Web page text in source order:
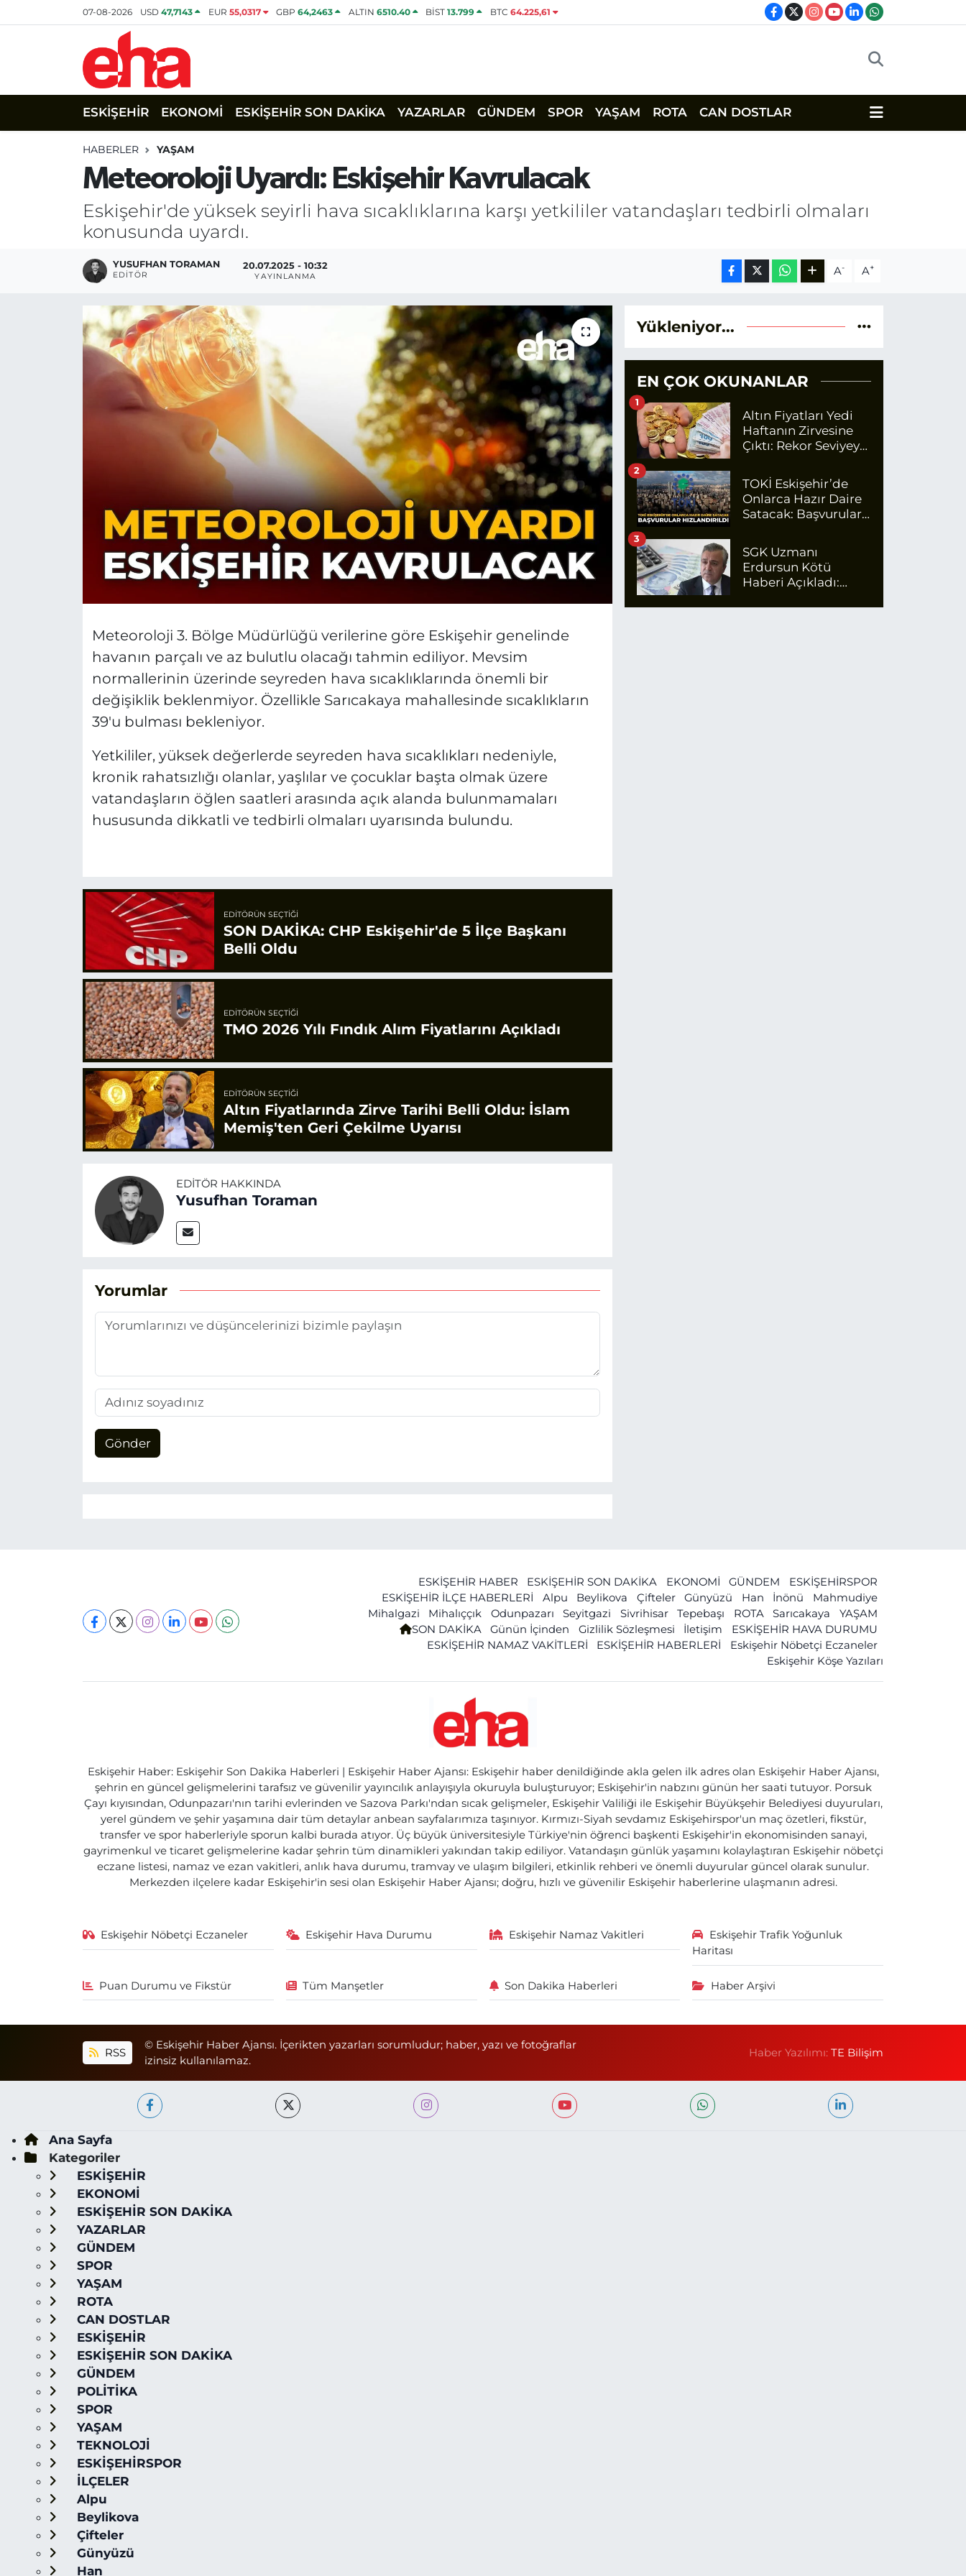
07-08-2026 USD47,7143 EUR 55,0317 GBP64,2463 ALTIN 6510.40 BİST13.799 BTC 64.225,61
ESKİŞEHİR EKONOMİ ESKİŞEHİR SON DAKİKA YAZARLAR GÜNDEM SPOR YAŞAM ROTA CAN DOSTLAR
HABERLER YAŞAM
Meteoroloji Uyardı: Eskişehir Kavrulacak
Eskişehir'de yüksek seyirli hava sıcaklıklarına karşı yetkililer vatandaşları tedbirli olmaları
konusunda uyardı.
YUSUFHAN TORAMAN
EDITÖR
20.07.2025 - 10:32
YAYINLANMA A- A+
Meteoroloji 3. Bölge Müdürlüğü verilerine göre Eskişehir genelinde
havanın parçalı ve az bulutlu olacağı tahmin ediliyor. Mevsim
normallerinin üzerinde seyreden hava sıcaklıklarında önemli bir
değişiklik beklenmiyor. Özellikle Sarıcakaya mahallesinde sıcaklıkların
39'u bulması bekleniyor.
Yetkililer, yüksek değerlerde seyreden hava sıcaklıkları nedeniyle,
kronik rahatsızlığı olanlar, yaşlılar ve çocuklar başta olmak üzere
vatandaşların öğlen saatleri arasında açık alanda bulunmamaları
hususunda dikkatli ve tedbirli olmaları uyarısında bulundu.
EDITÖRÜN SEÇTIĞI
SON DAKİKA: CHP Eskişehir'de 5 İlçe Başkanı
Belli Oldu
EDITÖRÜN SEÇTIĞI
TMO 2026 Yılı Fındık Alım Fiyatlarını Açıkladı
EDITÖRÜN SEÇTIĞI
Altın Fiyatlarında Zirve Tarihi Belli Oldu: İslam
Memiş'ten Geri Çekilme Uyarısı
EDITÖR HAKKINDA
Yusufhan Toraman
Yorumlar
Gönder
Yükleniyor...
EN ÇOK OKUNANLAR
Altın Fiyatları Yedi
Haftanın Zirvesine
Çıktı: Rekor Seviyeye
1
TOKİ Eskişehir’de
Onlarca Hazır Daire
Satacak: Başvurular
2
SGK Uzmanı
Erdursun Kötü
Haberi Açıkladı:
İçin Net Rakam
3
ESKİŞEHİR HABER ESKİŞEHİR SON DAKİKA EKONOMİ GÜNDEM
ESKİŞEHİRSPOR
ESKİŞEHİR İLÇE HABERLERİ
Alpu Beylikova Çifteler Günyüzü Han İnönü
Mahmudiye
Mihalgazi
Mihalıççık Odunpazarı Seyitgazi Sivrihisar Tepebaşı ROTA Sarıcakaya
YAŞAM
SON DAKİKA
Günün İçinden Gizlilik Sözleşmesi İletişim
ESKİŞEHİR HAVA DURUMU
ESKİŞEHİR NAMAZ VAKİTLERİ
ESKİŞEHİR HABERLERİ
Eskişehir Nöbetçi Eczaneler
Eskişehir Köşe Yazıları
Eskişehir Haber: Eskişehir Son Dakika Haberleri | Eskişehir Haber Ajansı: Eskişehir haber denildiğinde akla gelen ilk adres olan Eskişehir Haber Ajansı,
şehrin en güncel gelişmelerini tarafsız ve güvenilir yayıncılık anlayışıyla okuruyla buluşturuyor; Eskişehir'in nabzını günün her saati tutuyor. Porsuk
Çayı kıyısından, Odunpazarı'nın tarihi evlerinden ve Sazova Parkı'ndan sıcak gelişmeler, Eskişehir Valiliği ile Eskişehir Büyükşehir Belediyesi duyuruları,
yerel gündem ve şehir yaşamına dair tüm detaylar anbean sayfalarımıza taşınıyor. Kırmızı-Siyah sevdamız Eskişehirspor'un maç özetleri, fikstür,
transfer ve spor haberleriyle sporun kalbi burada atıyor. Üç büyük üniversitesiyle Türkiye'nin öğrenci başkenti Eskişehir'in ekonomisinden sanayi,
gayrimenkul ve ticaret gelişmelerine kadar şehrin tüm dinamikleri yakından takip ediliyor. Vatandaşın günlük yaşamını kolaylaştıran Eskişehir nöbetçi
eczane listesi, namaz ve ezan vakitleri, anlık hava durumu, tramvay ve ulaşım bilgileri, etkinlik rehberi ve önemli duyurular güncel olarak sunulur.
Merkezden ilçelere kadar Eskişehir'in sesi olan Eskişehir Haber Ajansı; doğru, hızlı ve güvenilir Eskişehir haberlerine ulaşmanın adresi.
Eskişehir Nöbetçi Eczaneler Eskişehir Hava Durumu Eskişehir Namaz Vakitleri
Eskişehir Trafik Yoğunluk
Haritası
Puan Durumu ve Fikstür Tüm Manşetler Son Dakika Haberleri Haber Arşivi
RSS
© Eskişehir Haber Ajansı. İçerikten yazarları sorumludur; haber, yazı ve fotoğraflar
izinsiz kullanılamaz.
Haber Yazılımı:TE Bilişim
Ana Sayfa
Kategoriler
ESKİŞEHİR
EKONOMİ
ESKİŞEHİR SON DAKİKA
YAZARLAR
GÜNDEM
SPOR
YAŞAM
ROTA
CAN DOSTLAR
ESKİŞEHİR
ESKİŞEHİR SON DAKİKA
GÜNDEM
POLİTİKA
SPOR
YAŞAM
TEKNOLOJİ
ESKİŞEHİRSPOR
İLÇELER
Alpu
Beylikova
Çifteler
Günyüzü
Han